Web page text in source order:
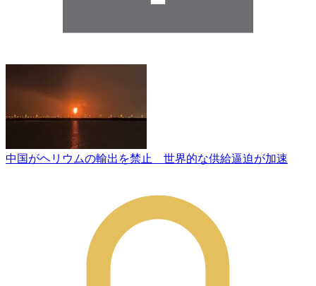
中国がヘリウムの輸出を禁止 世界的な供給逼迫が加速